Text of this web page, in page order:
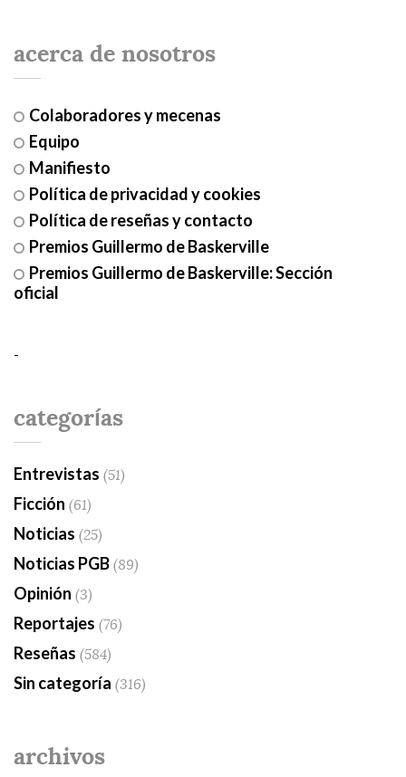
acerca de nosotros
Colaboradores y mecenas
Equipo
Manifiesto
Política de privacidad y cookies
Política de reseñas y contacto
Premios Guillermo de Baskerville
Premios Guillermo de Baskerville: Sección
oficial
-
categorías
Entrevistas (51)
Ficción (61)
Noticias (25)
Noticias PGB(89)
Opinión (3)
Reportajes (76)
Reseñas (584)
Sin categoría (316)
archivos